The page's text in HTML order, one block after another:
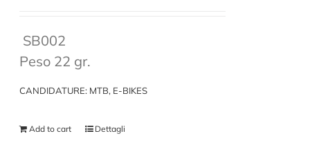
SB002
Peso 22 gr.
CANDIDATURE: MTB, E-BIKES
Add to cart Dettagli